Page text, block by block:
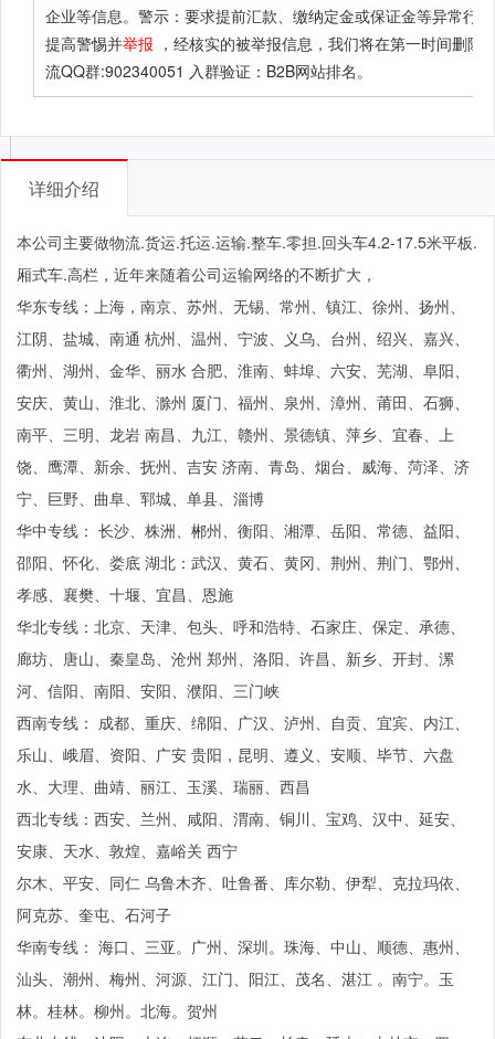
企业等信息。警示：要求提前汇款、缴纳定金或保证金等异常行
提高警惕并举报 ，经核实的被举报信息，我们将在第一时间删除
流QQ群:902340051 入群验证：B2B网站排名。
详细介绍
本公司主要做物流.货运.托运.运输.整车.零担.回头车4.2-17.5米平板.
厢式车.高栏，近年来随着公司运输网络的不断扩大，
华东专线：上海，南京、苏州、无锡、常州、镇江、徐州、扬州、
江阴、盐城、南通 杭州、温州、宁波、义乌、台州、绍兴、嘉兴、
衢州、湖州、金华、丽水 合肥、淮南、蚌埠、六安、芜湖、阜阳、
安庆、黄山、淮北、滁州 厦门、福州、泉州、漳州、莆田、石狮、
南平、三明、龙岩 南昌、九江、赣州、景德镇、萍乡、宜春、上
饶、鹰潭、新余、抚州、吉安 济南、青岛、烟台、威海、菏泽、济
宁、巨野、曲阜、郓城、单县、淄博
华中专线： 长沙、株洲、郴州、衡阳、湘潭、岳阳、常德、益阳、
邵阳、怀化、娄底 湖北：武汉、黄石、黄冈、荆州、荆门、鄂州、
孝感、襄樊、十堰、宜昌、恩施
华北专线：北京、天津、包头、呼和浩特、石家庄、保定、承德、
廊坊、唐山、秦皇岛、沧州 郑州、洛阳、许昌、新乡、开封、漯
河、信阳、南阳、安阳、濮阳、三门峡
西南专线： 成都、重庆、绵阳、广汉、泸州、自贡、宜宾、内江、
乐山、峨眉、资阳、广安 贵阳，昆明、遵义、安顺、毕节、六盘
水、大理、曲靖、丽江、玉溪、瑞丽、西昌
西北专线：西安、兰州、咸阳、渭南、铜川、宝鸡、汉中、延安、
安康、天水、敦煌、嘉峪关 西宁
尔木、平安、同仁 乌鲁木齐、吐鲁番、库尔勒、伊犁、克拉玛依、
阿克苏、奎屯、石河子
华南专线： 海口、三亚。广州、深圳。珠海、中山、顺德、惠州、
汕头、潮州、梅州、河源、江门、阳江、茂名、湛江 。南宁。玉
林。桂林。柳州。北海。贺州